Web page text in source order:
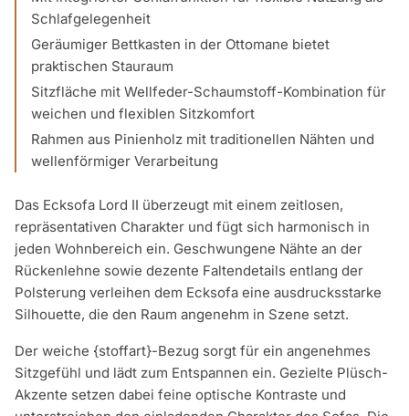
Schlafgelegenheit
Geräumiger Bettkasten in der Ottomane bietet
praktischen Stauraum
Sitzfläche mit Wellfeder-Schaumstoff-Kombination für
weichen und flexiblen Sitzkomfort
Rahmen aus Pinienholz mit traditionellen Nähten und
wellenförmiger Verarbeitung
Das Ecksofa Lord II überzeugt mit einem zeitlosen,
repräsentativen Charakter und fügt sich harmonisch in
jeden Wohnbereich ein. Geschwungene Nähte an der
Rückenlehne sowie dezente Faltendetails entlang der
Polsterung verleihen dem Ecksofa eine ausdrucksstarke
Silhouette, die den Raum angenehm in Szene setzt.
Der weiche {stoffart}-Bezug sorgt für ein angenehmes
Sitzgefühl und lädt zum Entspannen ein. Gezielte Plüsch-
Akzente setzen dabei feine optische Kontraste und